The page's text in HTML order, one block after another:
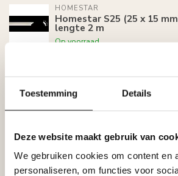
Toestemming Details
Deze website maakt gebruik van
We gebruiken cookies om content en
personaliseren, om functies voor
HOMESTAR
Homestar S25 (25 x 15
lengte 2 m
Op voorraad
lengte 2 m
HOMESTAR
en Verstekbak
Op voorraad